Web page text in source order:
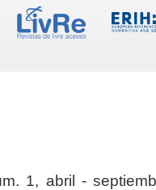
1, abril -